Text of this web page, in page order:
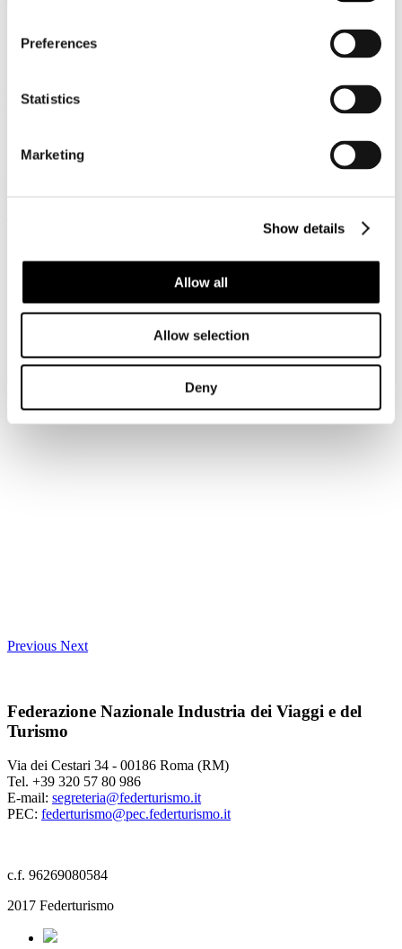
Preferences
Statistics
Marketing
Show details
Allow all
Allow selection
Deny
De Minimis
Pubblicato: 23 Novembre 2021
Home
Circolari
Circolare Prot. n. C/59 - Normativa sul De Minimis
Iscriviti alla newsletter
Risparmia con le nostre convenzioni
Associati
Previous Next
Federazione Nazionale Industria dei Viaggi e del
Turismo
Via dei Cestari 34 - 00186 Roma (RM)
Tel. +39 320 57 80 986
E-mail: segreteria@federturismo.it
PEC: federturismo@pec.federturismo.it
c.f. 96269080584
2017 Federturismo